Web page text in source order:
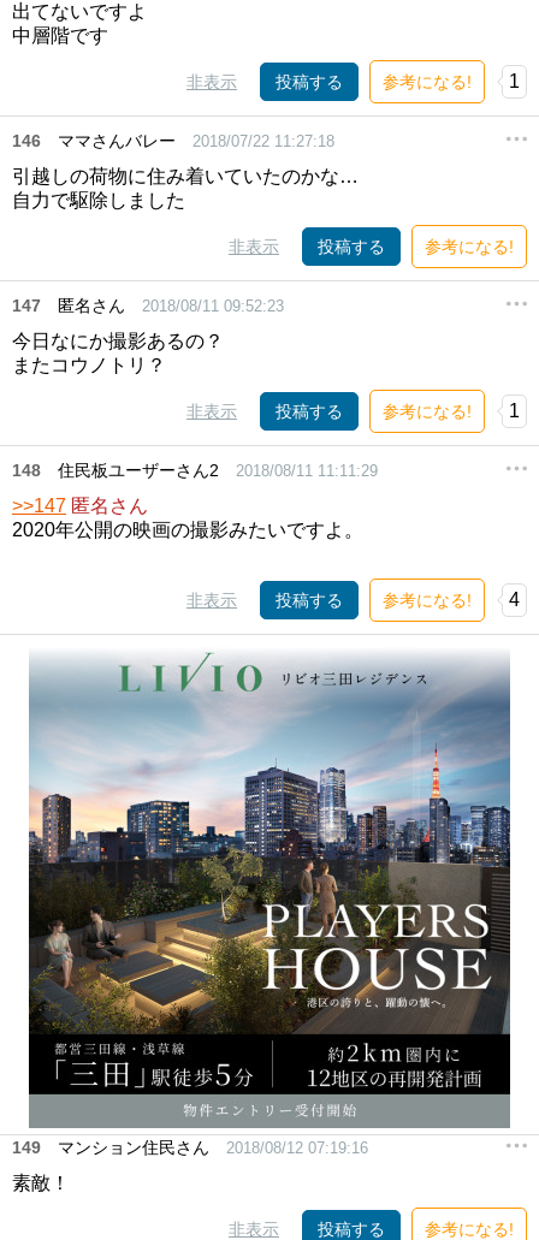
出てないですよ
中層階です
非表示 投稿する 参考になる! 1
146 ママさんバレー 2018/07/22 11:27:18
引越しの荷物に住み着いていたのかな…
自力で駆除しました
非表示 投稿する 参考になる!
147 匿名さん 2018/08/11 09:52:23
今日なにか撮影あるの？
またコウノトリ？
非表示 投稿する 参考になる! 1
148 住民板ユーザーさん2 2018/08/11 11:11:29
>>147 匿名さん
2020年公開の映画の撮影みたいですよ。
非表示 投稿する 参考になる! 4
149 マンション住民さん 2018/08/12 07:19:16
素敵！
非表示 投稿する 参考になる!